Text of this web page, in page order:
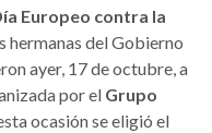
Europeo contra la
hermanas del Gobierno
ayer, 17 de octubre, a
por el Grupo
ocasión se eligió el